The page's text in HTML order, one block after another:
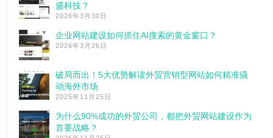
盛科技？
2026年3月30日
企业网站建设如何抓住AI搜索的黄金窗口？
2026年3月26日
破局而出！5大优势解读外贸营销型网站如何精准撬
动海外市场
2025年11月25日
为什么90%成功的外贸公司，都把外贸网站建设作为
首要战略？